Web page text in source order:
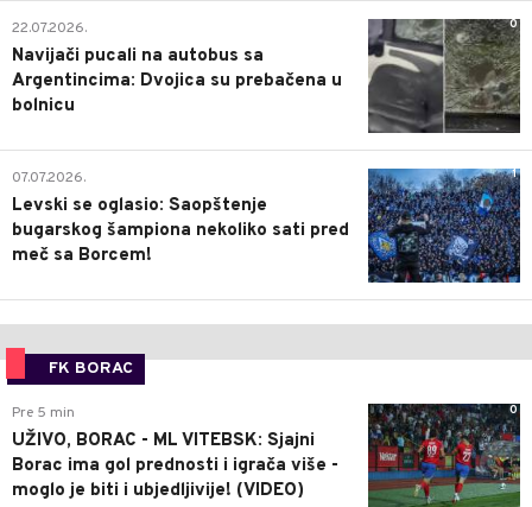
0
22.07.2026.
Navijači pucali na autobus sa
Argentincima: Dvojica su prebačena u
bolnicu
1
07.07.2026.
Levski se oglasio: Saopštenje
bugarskog šampiona nekoliko sati pred
meč sa Borcem!
FK BORAC
0
Pre 5 min
UŽIVO, BORAC - ML VITEBSK: Sjajni
Borac ima gol prednosti i igrača više -
moglo je biti i ubjedljivije! (VIDEO)